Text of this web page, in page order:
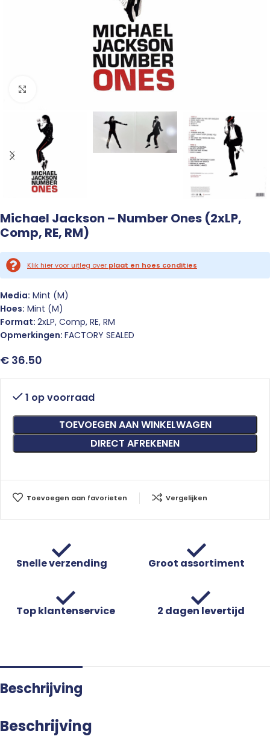
Click to enlarge
Michael Jackson – Number Ones (2xLP,
Comp, RE, RM)
Klik hier voor uitleg over plaat en hoes condities
Media: Mint (M)
Hoes: Mint (M)
Format: 2xLP, Comp, RE, RM
Opmerkingen: FACTORY SEALED
€ 36.50
1 op voorraad
TOEVOEGEN AAN WINKELWAGEN
DIRECT AFREKENEN
Toevoegen aan favorieten Vergelijken
Snelle verzending Groot assortiment
Top klantenservice 2 dagen levertijd
Beschrijving
Beschrijving